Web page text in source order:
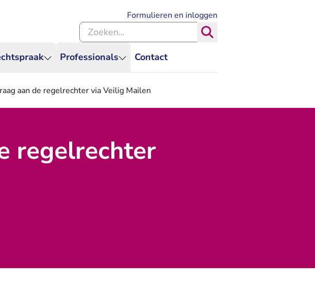
Professionals Contact
Formulieren en inloggen
Zoeken binnen de Rechtspraak
aan de regelrechter via Veilig Mailen
regelrechter